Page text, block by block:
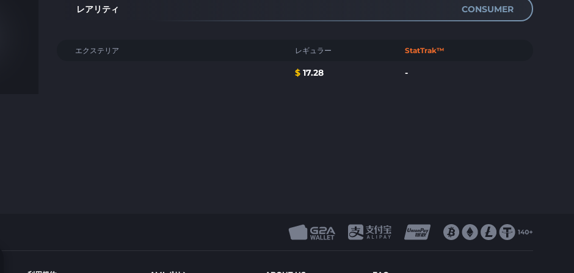
レアリティ CONSUMER
エクステリア レギュラー StatTrak™
$ 17.28 -